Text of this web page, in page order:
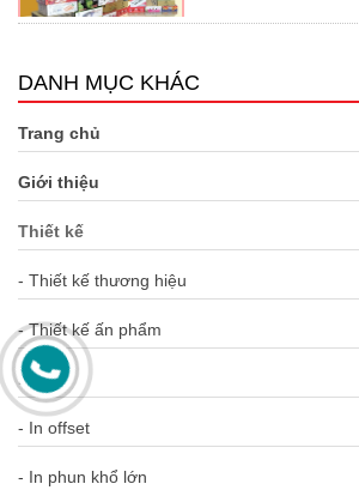
DANH MỤC KHÁC
Trang chủ
Giới thiệu
Thiết kế
- Thiết kế thương hiệu
- Thiết kế ấn phẩm
In ấn
- In offset
- In phun khổ lớn